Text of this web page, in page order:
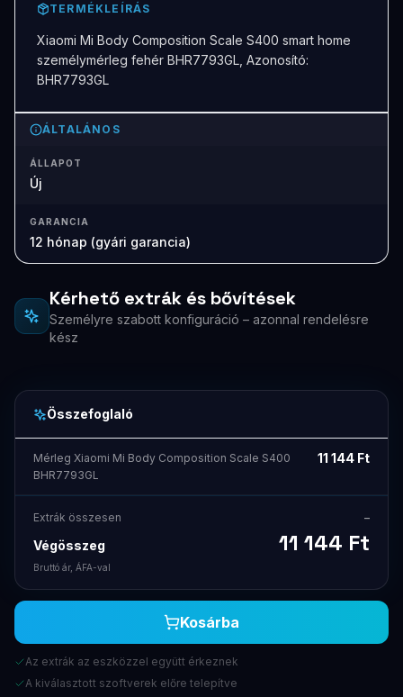
TERMÉKLEÍRÁS
Xiaomi Mi Body Composition Scale S400 smart home
személymérleg fehér BHR7793GL, Azonosító:
BHR7793GL
ÁLTALÁNOS
ÁLLAPOT
Új
GARANCIA
12 hónap (gyári garancia)
Kérhető extrák és bővítések
Személyre szabott konfiguráció – azonnal rendelésre
kész
Összefoglaló
Mérleg Xiaomi Mi Body Composition Scale S400
BHR7793GL
11 144 Ft
Extrák összesen –
Végösszeg 11 144 Ft
Bruttó ár, ÁFA-val
Kosárba
Az extrák az eszközzel együtt érkeznek
A kiválasztott szoftverek előre telepítve